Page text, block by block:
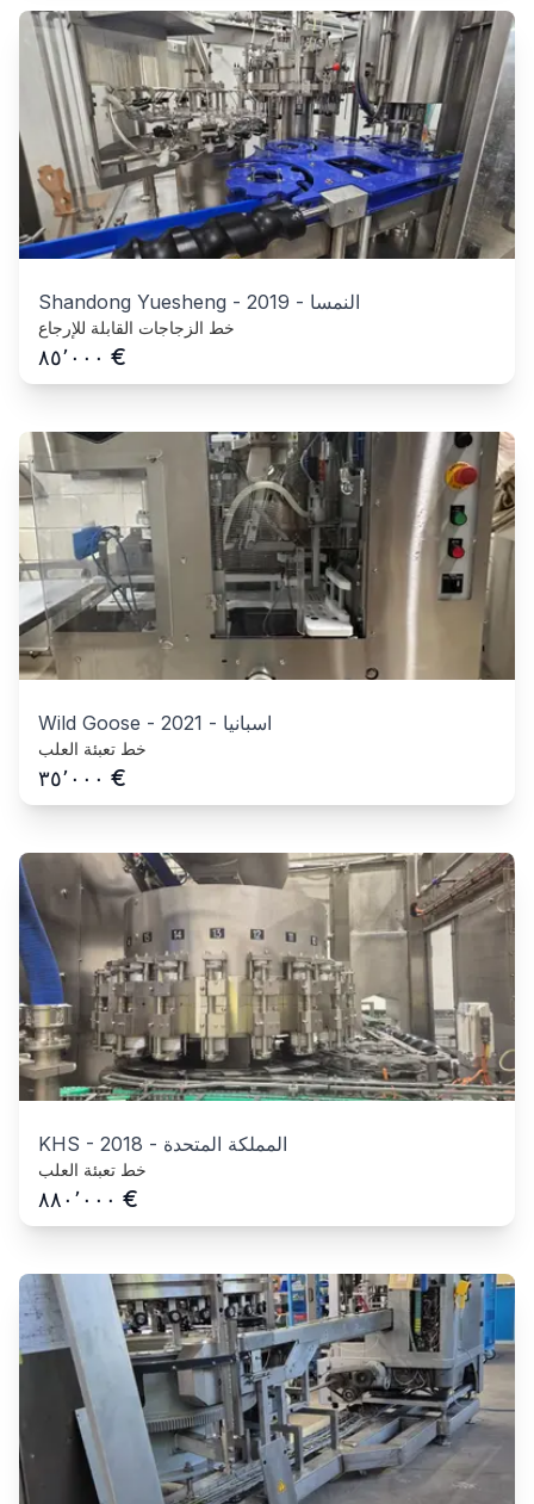
Shandong Yuesheng - 2019 - النمسا
خط الزجاجات القابلة للإرجاع
٨٥٬٠٠٠ €
Wild Goose - 2021 - اسبانيا
خط تعبئة العلب
٣٥٬٠٠٠ €
KHS - 2018 - المملكة المتحدة
خط تعبئة العلب
٨٨٠٬٠٠٠ €